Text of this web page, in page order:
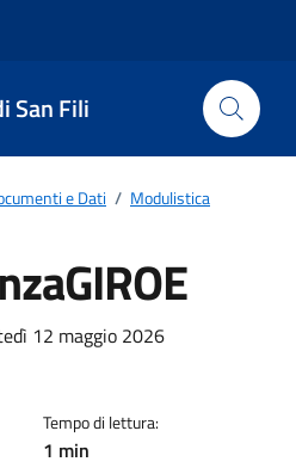
San Fili
e Dati / Modulistica
12 maggio 2026
Tempo di lettura:
1 min